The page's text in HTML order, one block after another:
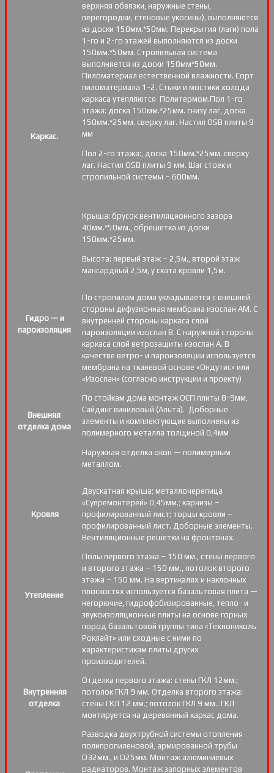
Каркас.
верхняя обвязки, наружные стены,
перегородки, стеновые укосины), выполняются
из доски 150мм.*50мм. Перекрытия (лаги) пола
1-го и 2-го этажей выполняются из доски
150мм.*50мм. Стропильная система
выполняется из доски 150мм*50мм.
Пиломатериал естественной влажности. Сорт
пиломатериала 1-2. Стыки и мостики холода
каркаса утепляются Политермом.Пол 1-го
этажа: доска 150мм.*25мм. снизу лаг, доска
150мм.*25мм. сверху лаг. Настил OSB плиты 9
мм
Пол 2-го этажа:, доска 150мм.*25мм. сверху
лаг. Настил OSB плиты 9 мм. Шаг стоек и
стропильной системы – 600мм.
Крыша: брусок вентиляционного зазора
40мм.*50мм., обрешетка из доски
150мм.*25мм.
Высота: первый этаж – 2,5м., второй этаж
мансардный 2,5м, у ската кровли 1,5м.
Гидро — и
пароизоляция
По стропилам дома укладывается с внешней
стороны дифузионная мембрана изоспан АМ. С
внутренней стороны каркаса слой
пароизоляции изоспан В. С наружной стороны
каркаса слой ветрозащиты изоспан А. В
качестве ветро- и пароизоляции используется
мембрана на тканевой основе «Ондутис» или
«Изоспан» (согласно инструкции и проекту)
Внешняя
отделка дома
По стойкам дома монтаж ОСП плиты 8-9мм,
Сайдинг виниловый (Альта). Доборные
элементы и комплектующие выполнены из
полимерного металла толщиной 0,4мм
Наружная отделка окон — полимерным
металлом.
Кровля
Двускатная крыша; металлочерепица
«Супремонтерей» 0,45мм.; карнизы –
профилированный лист; торцы кровли –
профилированный лист. Доборные элементы.
Вентиляционные решетки на фронтонах.
Утепление
Полы первого этажа – 150 мм., стены первого
и второго этажа – 150 мм., потолок второго
этажа – 150 мм. На вертикалях и наклонных
плоскостях используется базальтовая плита —
негорючие, гидрофобизированные, тепло- и
звукоизоляционные плиты на основе горных
пород базальтовой группы типа «Технониколь
Роклайт» или сходные с ними по
характеристикам плиты других
производителей.
Внутренняя
отделка
Отделка первого этажа: стены ГКЛ 12мм.;
потолок ГКЛ 9 мм. Отделка второго этажа:
стены ГКЛ 12 мм.; потолок ГКЛ 9 мм.. ГКЛ
монтируется на деревянный каркас дома.
Разводка двухтрубной системы отопления
полипропиленовой, армированной трубы
D32мм., и D25мм. Монтаж алюминиевых
радиаторов. Монтаж запорных элементов